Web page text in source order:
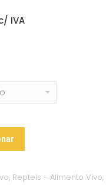
IVA
, Repteis - Alimento Vivo,